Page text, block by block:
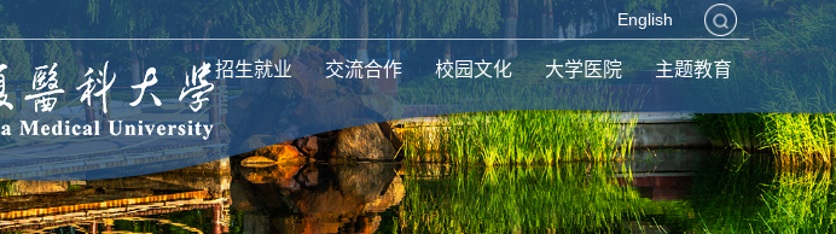
English
招生就业 交流合作 校园文化 大学医院 主题教育